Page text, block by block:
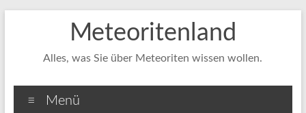
Meteoritenland
Alles, was Sie über Meteoriten wissen wollen.
Menü